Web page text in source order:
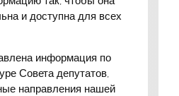
и доступна для всех
информация по
Совета депутатов,
направления нашей